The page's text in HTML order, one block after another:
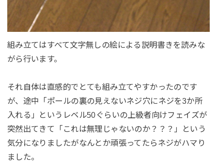
組み立てはすべて文字無しの絵による説明書きを読みな
がら行います。
それ自体は直感的でとても組み立てやすかったのです
が、途中「ポールの裏の見えないネジ穴にネジを3か所
入れる」というレベル50ぐらいの上級者向けフェイズが
突然出てきて「これは無理じゃないのか？？？」という
気分になりましたがなんとか頑張ってたらネジがハマり
ました。